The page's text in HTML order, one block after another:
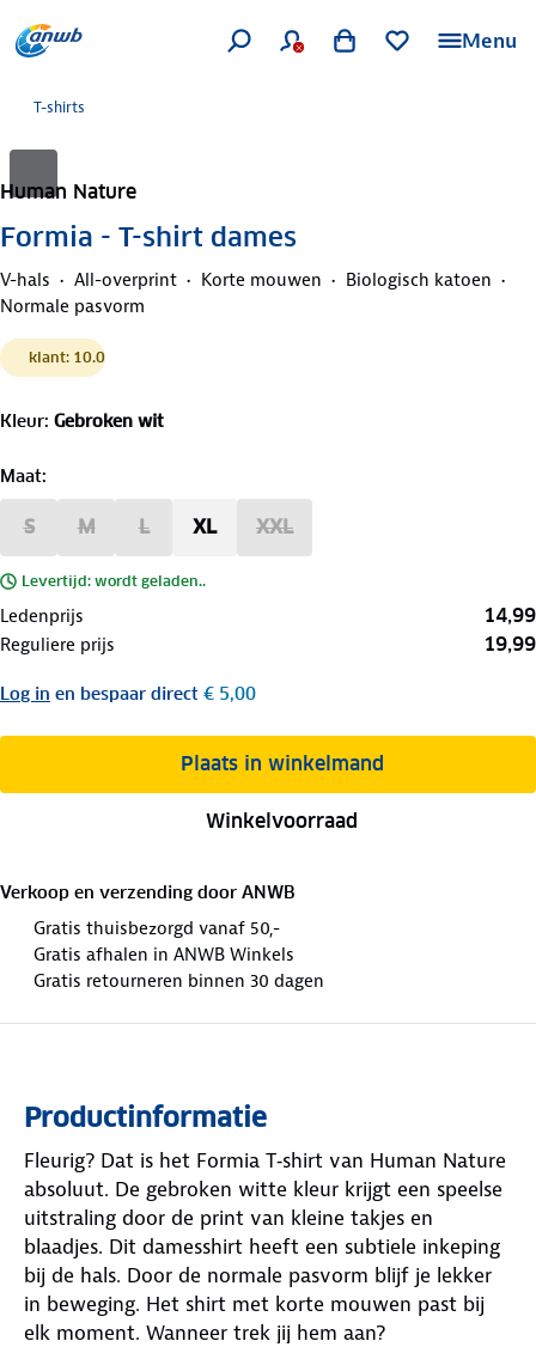
Menu
T-shirts
Human Nature
Formia - T-shirt dames
V-hals All-overprint Korte mouwen
Biologisch katoen
Normale pasvorm
klant: 10.0
Kleur: Gebroken wit
Maat:
S M L XL XXL
Levertijd: wordt geladen..
Ledenprijs 14,99
Reguliere prijs 19,99
Log in en bespaar direct € 5,00
Plaats in winkelmand
Winkelvoorraad
Verkoop en verzending door ANWB
Gratis thuisbezorgd vanaf 50,-
Gratis afhalen in ANWB Winkels
Gratis retourneren binnen 30 dagen
Productinformatie
Fleurig? Dat is het Formia T‑shirt van Human Nature
absoluut. De gebroken witte kleur krijgt een speelse
uitstraling door de print van kleine takjes en
blaadjes. Dit damesshirt heeft een subtiele inkeping
bij de hals. Door de normale pasvorm blijf je lekker
in beweging. Het shirt met korte mouwen past bij
elk moment. Wanneer trek jij hem aan?